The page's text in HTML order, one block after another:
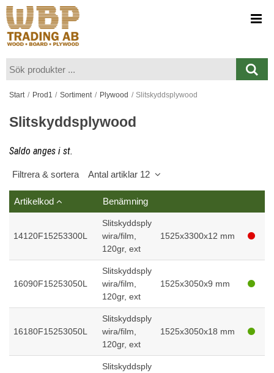
Start / Prod1 / Sortiment / Plywood / Slitskyddsplywood
Slitskyddsplywood
Saldo anges i st.
Filtrera & sortera Antal artiklar 12
Artikelkod Benämning
14120F15253300L
Slitskyddsply
wira/film,
120gr, ext
1525x3300x12 mm
16090F15253050L
Slitskyddsply
wira/film,
120gr, ext
1525x3050x9 mm
16180F15253050L
Slitskyddsply
wira/film,
120gr, ext
1525x3050x18 mm
Slitskyddsply
Visa varukorgen